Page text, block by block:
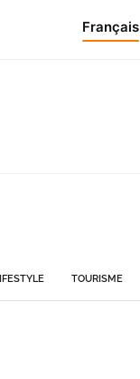
Français
TOURISME